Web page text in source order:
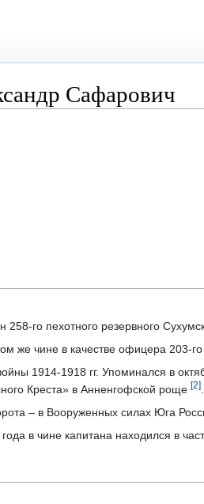
Сафарович
258-го пехотного резервного
же чине в качестве офицера 203-го
1914-1918 гг. Упоминался в
Креста» в Анненгофской роще [2]
– в Вооруженных силах Юга
в чине капитана находился в